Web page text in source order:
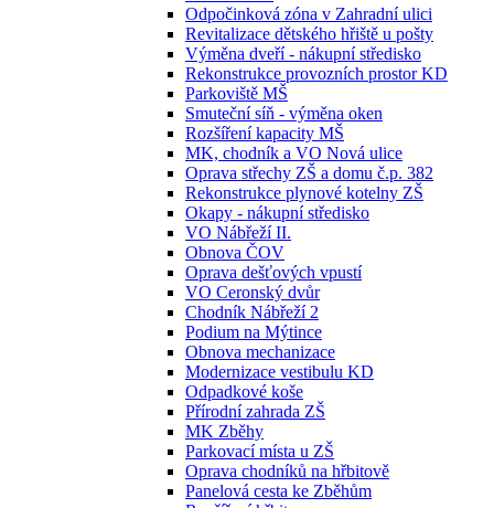
Odpočinková zóna v Zahradní ulici
Revitalizace dětského hřiště u pošty
Výměna dveří - nákupní středisko
Rekonstrukce provozních prostor KD
Parkoviště MŠ
Smuteční síň - výměna oken
Rozšíření kapacity MŠ
MK, chodník a VO Nová ulice
Oprava střechy ZŠ a domu č.p. 382
Rekonstrukce plynové kotelny ZŠ
Okapy - nákupní středisko
VO Nábřeží II.
Obnova ČOV
Oprava dešťových vpustí
VO Ceronský dvůr
Chodník Nábřeží 2
Podium na Mýtince
Obnova mechanizace
Modernizace vestibulu KD
Odpadkové koše
Přírodní zahrada ZŠ
MK Zběhy
Parkovací místa u ZŠ
Oprava chodníků na hřbitově
Panelová cesta ke Zběhům